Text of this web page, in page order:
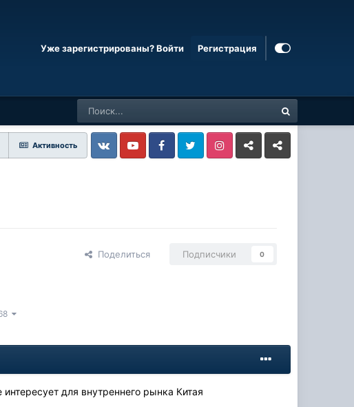
Уже зарегистрированы? Войти Регистрация
Активность
VkontakteYouTube FacebookTwitter InstagramLivejournalOdnoklassniki
Поделиться Подписчики 0
для внутреннего рынка Китая